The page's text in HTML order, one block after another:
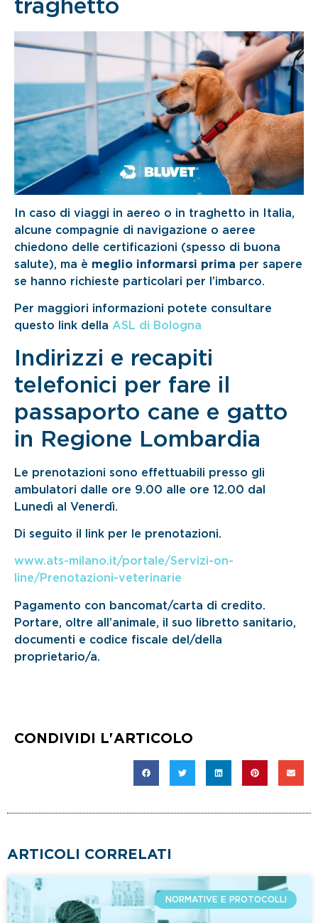
traghetto
In caso di viaggi in aereo o in traghetto in Italia,
alcune compagnie di navigazione o aeree
chiedono delle certificazioni (spesso di buona
salute), ma è meglio informarsi prima per sapere
se hanno richieste particolari per l’imbarco.
Per maggiori informazioni potete consultare
questo link della ASL di Bologna
Indirizzi e recapiti
telefonici per fare il
passaporto cane e gatto
in Regione Lombardia
Le prenotazioni sono effettuabili presso gli
ambulatori dalle ore 9.00 alle ore 12.00 dal
Lunedì al Venerdì.
Di seguito il link per le prenotazioni.
www.ats-milano.it/portale/Servizi-on-
line/Prenotazioni-veterinarie
Pagamento con bancomat/carta di credito.
Portare, oltre all’animale, il suo libretto sanitario,
documenti e codice fiscale del/della
proprietario/a.
CONDIVIDI L'ARTICOLO
ARTICOLI CORRELATI
NORMATIVE E PROTOCOLLI